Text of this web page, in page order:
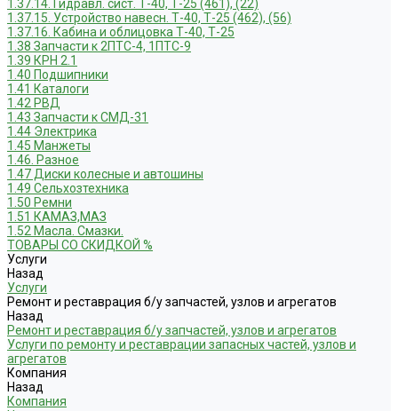
1.37.14. Гидравл. сист. Т-40, Т-25 (461), (22)
1.37.15. Устройство навесн. Т-40, Т-25 (462), (56)
1.37.16. Кабина и облицовка Т-40, Т-25
1.38 Запчасти к 2ПТС-4, 1ПТС-9
1.39 КРН 2.1
1.40 Подшипники
1.41 Каталоги
1.42 РВД
1.43 Запчасти к СМД-31
1.44 Электрика
1.45 Манжеты
1.46. Разное
1.47 Диски колесные и автошины
1.49 Сельхозтехника
1.50 Ремни
1.51 КАМАЗ,МАЗ
1.52 Масла. Смазки.
ТОВАРЫ СО СКИДКОЙ %
Услуги
Назад
Услуги
Ремонт и реставрация б/у запчастей, узлов и агрегатов
Назад
Ремонт и реставрация б/у запчастей, узлов и агрегатов
Услуги по ремонту и реставрации запасных частей, узлов и
агрегатов
Компания
Назад
Компания